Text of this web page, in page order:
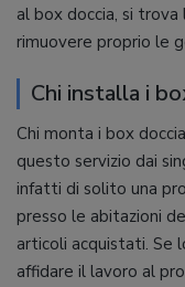
al box doccia, si trova
rimuovere proprio le
Chi installa i
Chi monta i box
questo servizio dai
infatti di solito una
presso le abitazioni
articoli acquistati. Se
affidare il lavoro al